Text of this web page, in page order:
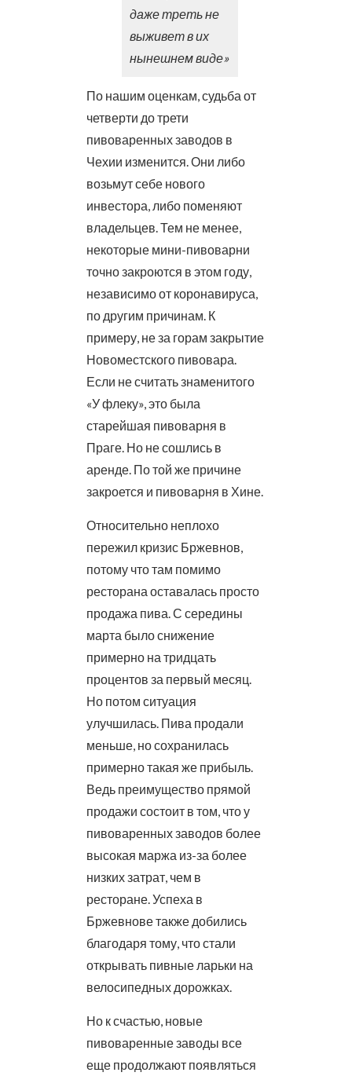
даже треть не
выживет в их
нынешнем виде»
По нашим оценкам, судьба от
четверти до трети
пивоваренных заводов в
Чехии изменится. Они либо
возьмут себе нового
инвестора, либо поменяют
владельцев. Тем не менее,
некоторые мини-пивоварни
точно закроются в этом году,
независимо от коронавируса,
по другим причинам. К
примеру, не за горам закрытие
Новоместского пивовара.
Если не считать знаменитого
«У флеку», это была
старейшая пивоварня в
Праге. Но не сошлись в
аренде. По той же причине
закроется и пивоварня в Хине.
Относительно неплохо
пережил кризис Бржевнов,
потому что там помимо
ресторана оставалась просто
продажа пива. С середины
марта было снижение
примерно на тридцать
процентов за первый месяц.
Но потом ситуация
улучшилась. Пива продали
меньше, но сохранилась
примерно такая же прибыль.
Ведь преимущество прямой
продажи состоит в том, что у
пивоваренных заводов более
высокая маржа из-за более
низких затрат, чем в
ресторане. Успеха в
Бржевнове также добились
благодаря тому, что стали
открывать пивные ларьки на
велосипедных дорожках.
Но к счастью, новые
пивоваренные заводы все
еще продолжают появляться